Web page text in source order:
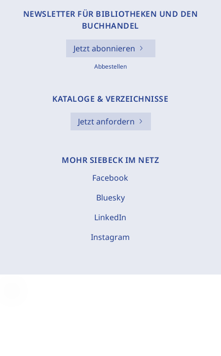
NEWSLETTER FÜR BIBLIOTHEKEN UND DEN
BUCHHANDEL
Jetzt abonnieren
Abbestellen
KATALOGE & VERZEICHNISSE
Jetzt anfordern
MOHR SIEBECK IM NETZ
Facebook
Bluesky
LinkedIn
Instagram